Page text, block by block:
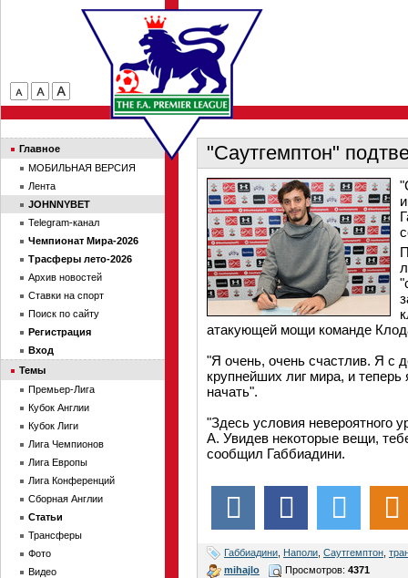
"Саутгемптон"
атакующей мощи команде
"Я очень, очень счастлив. Я с
крупнейших лиг мира, и
начать".
"Здесь условия невероятного
А. Увидев некоторые вещи,
сообщил Габбиадини.
Габбиадини Наполи Саутгемптон
mihajlo
Просмотров: 4371
Главное
МОБИЛЬНАЯ ВЕРСИЯ
Лента
JOHNNYBET
Telegram-канал
Чемпионат Мира-2026
Трасферы лето-2026
Архив новостей
Ставки на спорт
Поиск по сайту
Регистрация
Вход
Темы
Премьер-Лига
Кубок Англии
Кубок Лиги
Лига Чемпионов
Лига Европы
Лига Конференций
Сборная Англии
Статьи
Трансферы
Фото
Видео